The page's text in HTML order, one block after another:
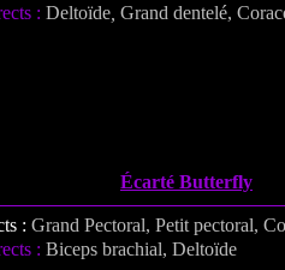
: Deltoïde Grand dentelé,
Écarté Butterfly
: Grand Pectoral, Petit pectoral,
: Biceps brachial, Deltoïde